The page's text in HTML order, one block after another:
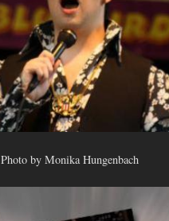
Photo by Monika Hungenbach